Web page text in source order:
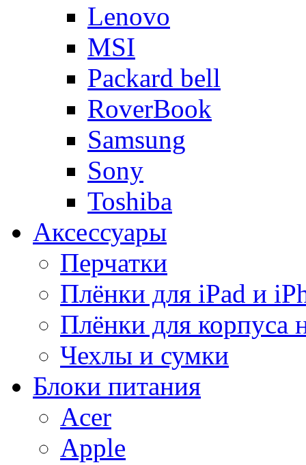
Lenovo
MSI
Packard bell
RoverBook
Samsung
Sony
Toshiba
Аксессуары
Перчатки
Плёнки для iPad и
Плёнки для корпуса
Чехлы и сумки
Блоки питания
Acer
Apple